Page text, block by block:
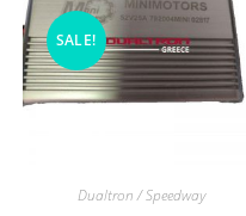
SALE!
Dualtron / Speedway